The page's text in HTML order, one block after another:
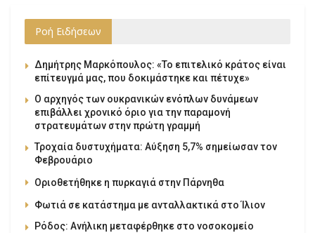
Ροή Ειδήσεων
Δημήτρης Μαρκόπουλος: «Το επιτελικό κράτος είναι
επίτευγμά μας, που δοκιμάστηκε και πέτυχε»
Ο αρχηγός των ουκρανικών ενόπλων δυνάμεων
επιβάλλει χρονικό όριο για την παραμονή
στρατευμάτων στην πρώτη γραμμή
Τροχαία δυστυχήματα: Αύξηση 5,7% σημείωσαν τον
Φεβρουάριο
Οριοθετήθηκε η πυρκαγιά στην Πάρνηθα
Φωτιά σε κατάστημα με ανταλλακτικά στο Ίλιον
Ρόδος: Ανήλικη μεταφέρθηκε στο νοσοκομείο